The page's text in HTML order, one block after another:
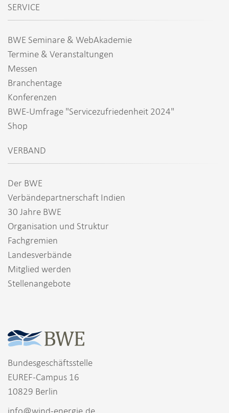
SERVICE
BWE Seminare & WebAkademie
Termine & Veranstaltungen
Messen
Branchentage
Konferenzen
BWE-Umfrage "Servicezufriedenheit 2024"
Shop
VERBAND
Der BWE
Verbändepartnerschaft Indien
30 Jahre BWE
Organisation und Struktur
Fachgremien
Landesverbände
Mitglied werden
Stellenangebote
Bundesgeschäftsstelle
EUREF-Campus 16
10829 Berlin
info@wind-energie.de